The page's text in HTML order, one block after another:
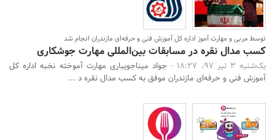
توسط مربی و مهارت آموز اداره کل آموزش فنی و حرفه‌ای مازندران انجام شد
کسب مدال نقره در مسابقات بین‌المللی مهارت جوشکاری
یک‌شنبه 3 تیر 97، 18:27 -
جواد میناجویباری مهارت آموخته نخبه اداره کل
آموزش فنی و حرفه‌ای مازندران موفق به کسب مدال نقره د ...